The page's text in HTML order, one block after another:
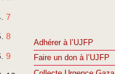
7
8
9
Adhérer à l’UJFP
Faire un don à l’UJFP